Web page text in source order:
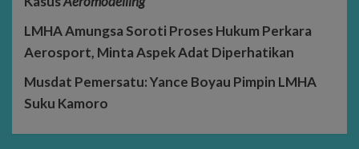
LMHA Amungsa Soroti Proses Hukum Perkara
Aerosport, Minta Aspek Adat Diperhatikan
Musdat Pemersatu: Yance Boyau Pimpin LMHA
Suku Kamoro